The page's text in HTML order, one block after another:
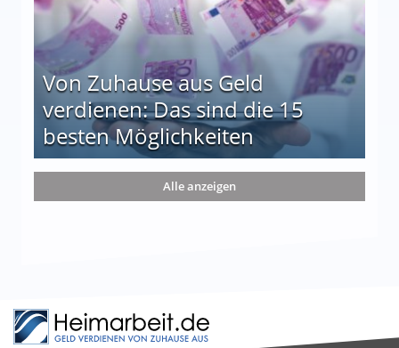
Von Zuhause aus Geld
verdienen: Das sind die 15
besten Möglichkeiten
die 15 besten Möglichkeiten
Alle anzeigen